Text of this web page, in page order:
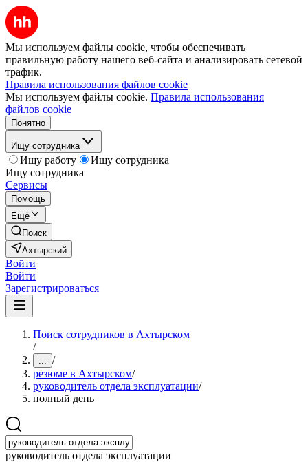
Мы используем файлы cookie, чтобы обеспечивать
правильную работу нашего веб-сайта и анализировать сетевой
трафик.
Правила использования файлов cookie
Мы используем файлы cookie. Правила использования
файлов cookie
Понятно
Ищу сотрудника
Ищу работу
Ищу сотрудника
Ищу сотрудника
Сервисы
Помощь
Ещё
Поиск
Ахтырский
Войти
Войти
Зарегистрироваться
Поиск сотрудников в Ахтырском
/
... /
резюме в Ахтырском/
руководитель отдела эксплуатации/
полный день
руководитель отдела эксплуатации